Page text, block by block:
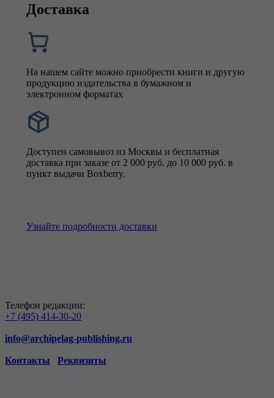
Доставка
На нашем сайте можно приобрести книги и другую
продукцию издательства в бумажном и
электронном форматах
Доступен самовывоз из Москвы и бесплатная
доставка при заказе от 2 000 руб. до 10 000 руб. в
пункт выдачи Boxberry.
Узнайте подробности доставки
Телефон редакции:
+7 (495) 414-30-20
info@archipelag-publishing.ru
Контакты Реквизиты